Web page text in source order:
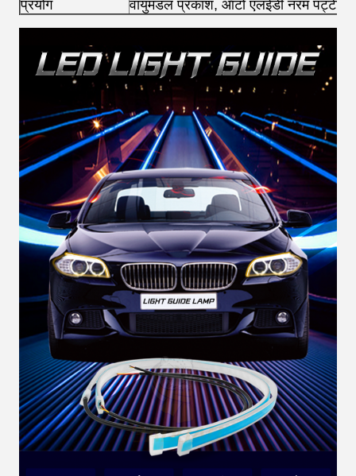
प्रयोग
वायुमंडल प्रकाश, ऑटो एलईडी नरम पट्टी